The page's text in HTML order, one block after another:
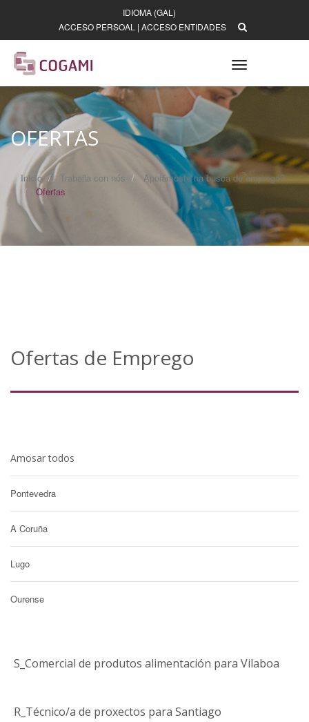
IDIOMA (GAL)
ACCESO PERSOAL | ACCESO ENTIDADES
Toggle
navigation
OFERTAS
Inicio Traballa con nós
Apoiámoste na busca de emprego?
Ofertas
Ofertas de Emprego
Amosar todos
Pontevedra
A Coruña
Lugo
Ourense
S_Comercial de produtos alimentación para Vilaboa
R_Técnico/a de proxectos para Santiago